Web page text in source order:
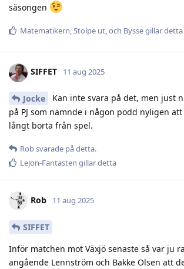
säsongen
Matematikern Stolpe ut , och Byssegillar detta
SIFFET 11 aug 2025
Jocke
Kan inte svara på det, men just
på PJ som nämnde i någon podd nyligen
långt borta från spel.
Robsvarade på detta.
Lejon-Fantasten gillar detta
Rob 11 aug 2025
SIFFET
Inför matchen mot Växjö senaste så var ju
angående Lennström och Bakke Olsen att